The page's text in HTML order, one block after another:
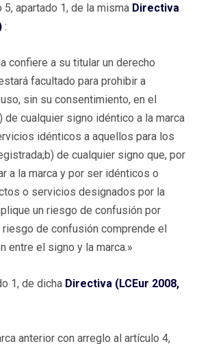
apartado 1, de la misma Directiva
:
confiere a su titular un derecho
facultado para prohibir a
sin su consentimiento, en el
de cualquier signo idéntico a la marca
idénticos a aquellos para los
de cualquier signo que, por
a la marca y por ser idénticos o
o servicios designados por la
un riesgo de confusión por
de confusión comprende el
entre el signo y la marca.»
1, de dicha Directiva (LCEur 2008,
anterior con arreglo al artículo 4,